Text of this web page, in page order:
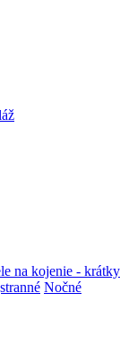
na kojenie - krátky
Nočné